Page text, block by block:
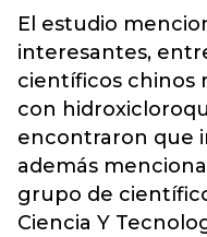
El estudio
interesantes,
científicos chinos
con
encontraron que
además
grupo de
Ciencia Y